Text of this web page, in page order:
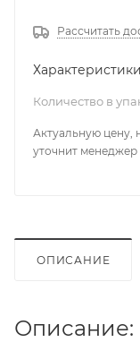
Рассчитать
Характеристики
Количество в
Актуальную цену,
уточнит менеджер
ОПИСАНИЕ
Описание: